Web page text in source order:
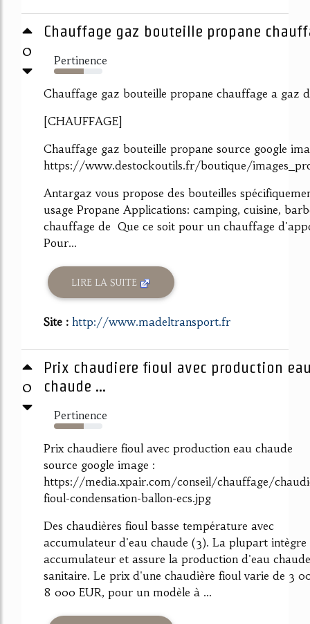
0
Chauffage gaz bouteille propane
Pertinence
62%
Chauffage gaz bouteille propane chauffage a gaz
[CHAUFFAGE]
Chauffage gaz bouteille propane source google
https://www.destockoutils.fr/boutique/
Antargaz vous propose des bouteilles
usage Propane Applications: camping, cuisine,
chauffage de Que ce soit pour un chauffage
Pour...
LIRE LA SUITE
Site : http://www.madeltransport.fr
0
Prix chaudiere fioul avec production
chaude ...
Pertinence
62%
Prix chaudiere fioul avec production eau chaude
source google image :
https://media.xpair.com/conseil/chauffage/
fioul-condensation-ballon-ecs.jpg
Des chaudières fioul basse température avec
accumulateur d'eau chaude (3). La plupart intègre
accumulateur et assure la production d'eau chaude
sanitaire. Le prix d'une chaudière fioul varie de 3
8 000 EUR, pour un modèle à ...